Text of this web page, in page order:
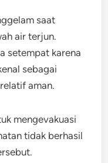
saat
air terjun.
setempat karena
sebagai
aman.
mengevakuasi
tidak berhasil